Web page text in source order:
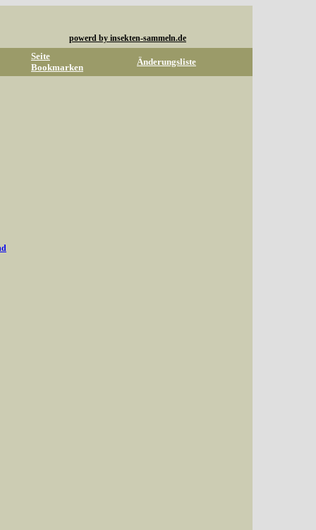
powerd by insekten-sammeln.de
Seite
Bookmarken
Änderungsliste